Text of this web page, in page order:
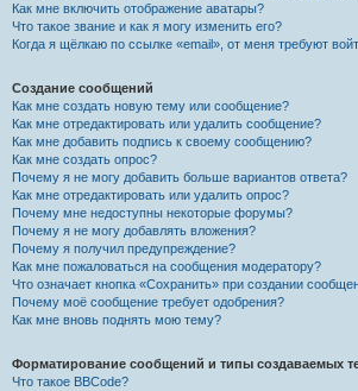
Как мне включить отображение аватары?
Что такое звание и как я могу изменить его?
Когда я щёлкаю по ссылке «email», от меня требуют
Создание сообщений
Как мне создать новую тему или сообщение?
Как мне отредактировать или удалить сообщение?
Как мне добавить подпись к своему сообщению?
Как мне создать опрос?
Почему я не могу добавить больше вариантов ответа?
Как мне отредактировать или удалить опрос?
Почему мне недоступны некоторые форумы?
Почему я не могу добавлять вложения?
Почему я получил предупреждение?
Как мне пожаловаться на сообщения модератору?
Что означает кнопка «Сохранить» при создании
Почему моё сообщение требует одобрения?
Как мне вновь поднять мою тему?
Форматирование сообщений и типы создаваемых
Что такое BBCode?